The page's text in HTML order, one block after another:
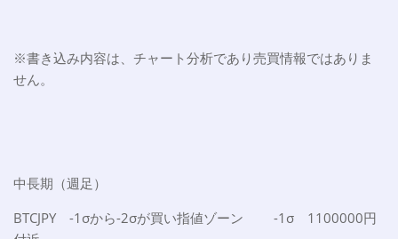
※書き込み内容は、チャート分析であり売買情報ではありま
せん。
中長期（週足）
BTCJPY -1σから-2σが買い指値ゾーン -1σ 1100000円